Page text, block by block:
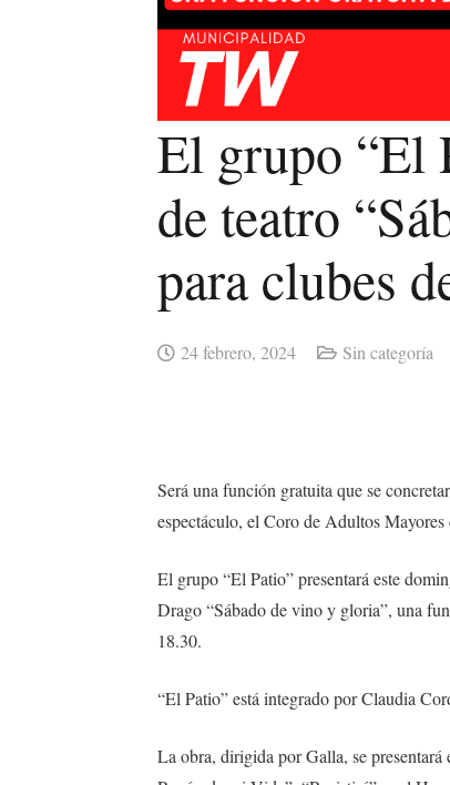
El grupo “El
de teatro
para clubes
24 febrero, 2024 Sin categoría
Será una función gratuita que se
espectáculo, el Coro de Adultos
El grupo “El Patio” presentará este
Drago “Sábado de vino y gloria”, una
18.30.
“El Patio” está integrado por Claudia
La obra, dirigida por Galla, se